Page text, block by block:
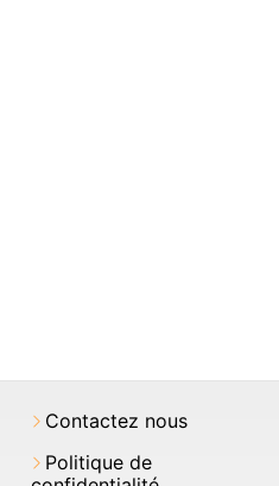
Contactez nous
Politique de